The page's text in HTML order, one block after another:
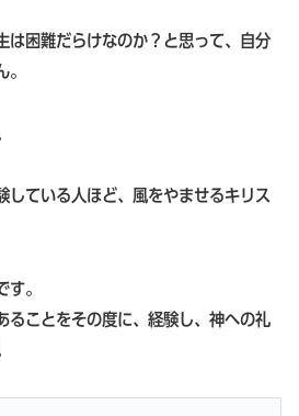
は困難だらけなのか？と思って、自分
している人ほど、風をやませるキリス
。
ることをその度に、経験し、神への礼